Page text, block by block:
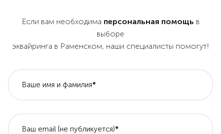
Если вам необходима персональная помощь в
выборе
эквайринга в Раменском, наши специалисты помогут!
Ваше имя и фамилия*
Ваш email (не публикуется)*